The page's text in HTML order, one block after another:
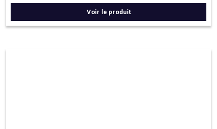
vinaigre échalote.
Voir le produit